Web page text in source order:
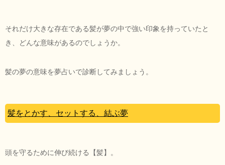
それだけ大きな存在である髪が夢の中で強い印象を持っていたと
き、どんな意味があるのでしょうか。
髪の夢の意味を夢占いで診断してみましょう。
髪をとかす、セットする、結ぶ夢
頭を守るために伸び続ける【髪】。